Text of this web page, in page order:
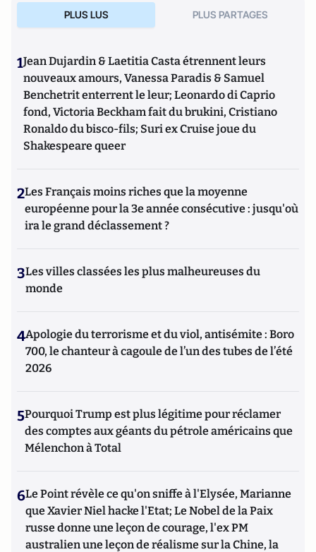
PLUS LUS PLUS PARTAGES
1Jean Dujardin & Laetitia Casta étrennent leurs
nouveaux amours, Vanessa Paradis & Samuel
Benchetrit enterrent le leur; Leonardo di Caprio
fond, Victoria Beckham fait du brukini, Cristiano
Ronaldo du bisco-fils; Suri ex Cruise joue du
Shakespeare queer
2Les Français moins riches que la moyenne
européenne pour la 3e année consécutive : jusqu'où
ira le grand déclassement ?
3Les villes classées les plus malheureuses du
monde
4Apologie du terrorisme et du viol, antisémite : Boro
700, le chanteur à cagoule de l’un des tubes de l’été
2026
5Pourquoi Trump est plus légitime pour réclamer
des comptes aux géants du pétrole américains que
Mélenchon à Total
6Le Point révèle ce qu'on sniffe à l'Elysée, Marianne
que Xavier Niel hacke l'Etat; Le Nobel de la Paix
russe donne une leçon de courage, l'ex PM
australien une leçon de réalisme sur la Chine, la